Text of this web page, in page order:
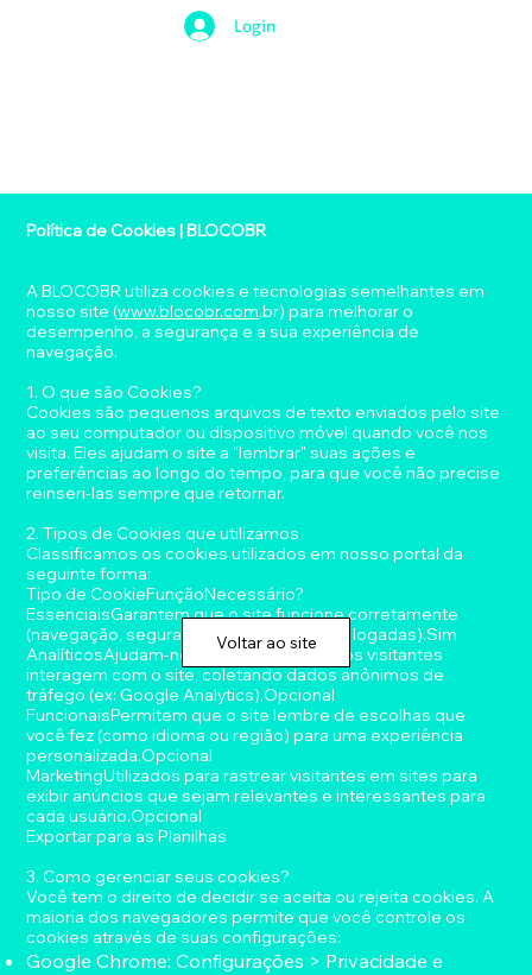
Login
Política de Cookies | BLOCOBR
A BLOCOBR utiliza cookies e tecnologias semelhantes em
nosso site (www.blocobr.com.br) para melhorar o
desempenho, a segurança e a sua experiência de
navegação.
1. O que são Cookies?
Cookies são pequenos arquivos de texto enviados pelo site
ao seu computador ou dispositivo móvel quando você nos
visita. Eles ajudam o site a "lembrar" suas ações e
preferências ao longo do tempo, para que você não precise
reinseri-las sempre que retornar.
2. Tipos de Cookies que utilizamos
Classificamos os cookies utilizados em nosso portal da
seguinte forma:
Tipo de CookieFunçãoNecessário?
EssenciaisGarantem que o site funcione corretamente
(navegação, segurança e acesso a áreas logadas).Sim
AnalíticosAjudam-nos a entender como os visitantes
interagem com o site, coletando dados anônimos de
tráfego (ex: Google Analytics).Opcional
FuncionaisPermitem que o site lembre de escolhas que
você fez (como idioma ou região) para uma experiência
personalizada.Opcional
MarketingUtilizados para rastrear visitantes em sites para
exibir anúncios que sejam relevantes e interessantes para
cada usuário.Opcional
Exportar para as Planilhas
3. Como gerenciar seus cookies?
Você tem o direito de decidir se aceita ou rejeita cookies. A
maioria dos navegadores permite que você controle os
cookies através de suas configurações:
Google Chrome: Configurações > Privacidade e
Voltar ao site